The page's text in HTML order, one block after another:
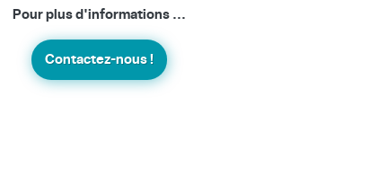
Pour plus d'informations ...
Contactez-nous !